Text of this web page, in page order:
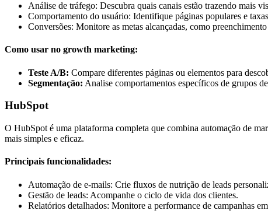
Análise de tráfego: Descubra quais canais estão trazendo mais
Comportamento do usuário: Identifique páginas populares e
Conversões: Monitore as metas alcançadas, como
Como usar no growth marketing:
Teste A/B: Compare diferentes páginas ou elementos para
Segmentação: Analise comportamentos específicos de grupos
HubSpot
O HubSpot é uma plataforma completa que combina automação de
mais simples e eficaz.
Principais funcionalidades:
Automação de e-mails: Crie fluxos de nutrição de leads
Gestão de leads: Acompanhe o ciclo de vida dos clientes.
Relatórios detalhados: Monitore a performance de campanhas